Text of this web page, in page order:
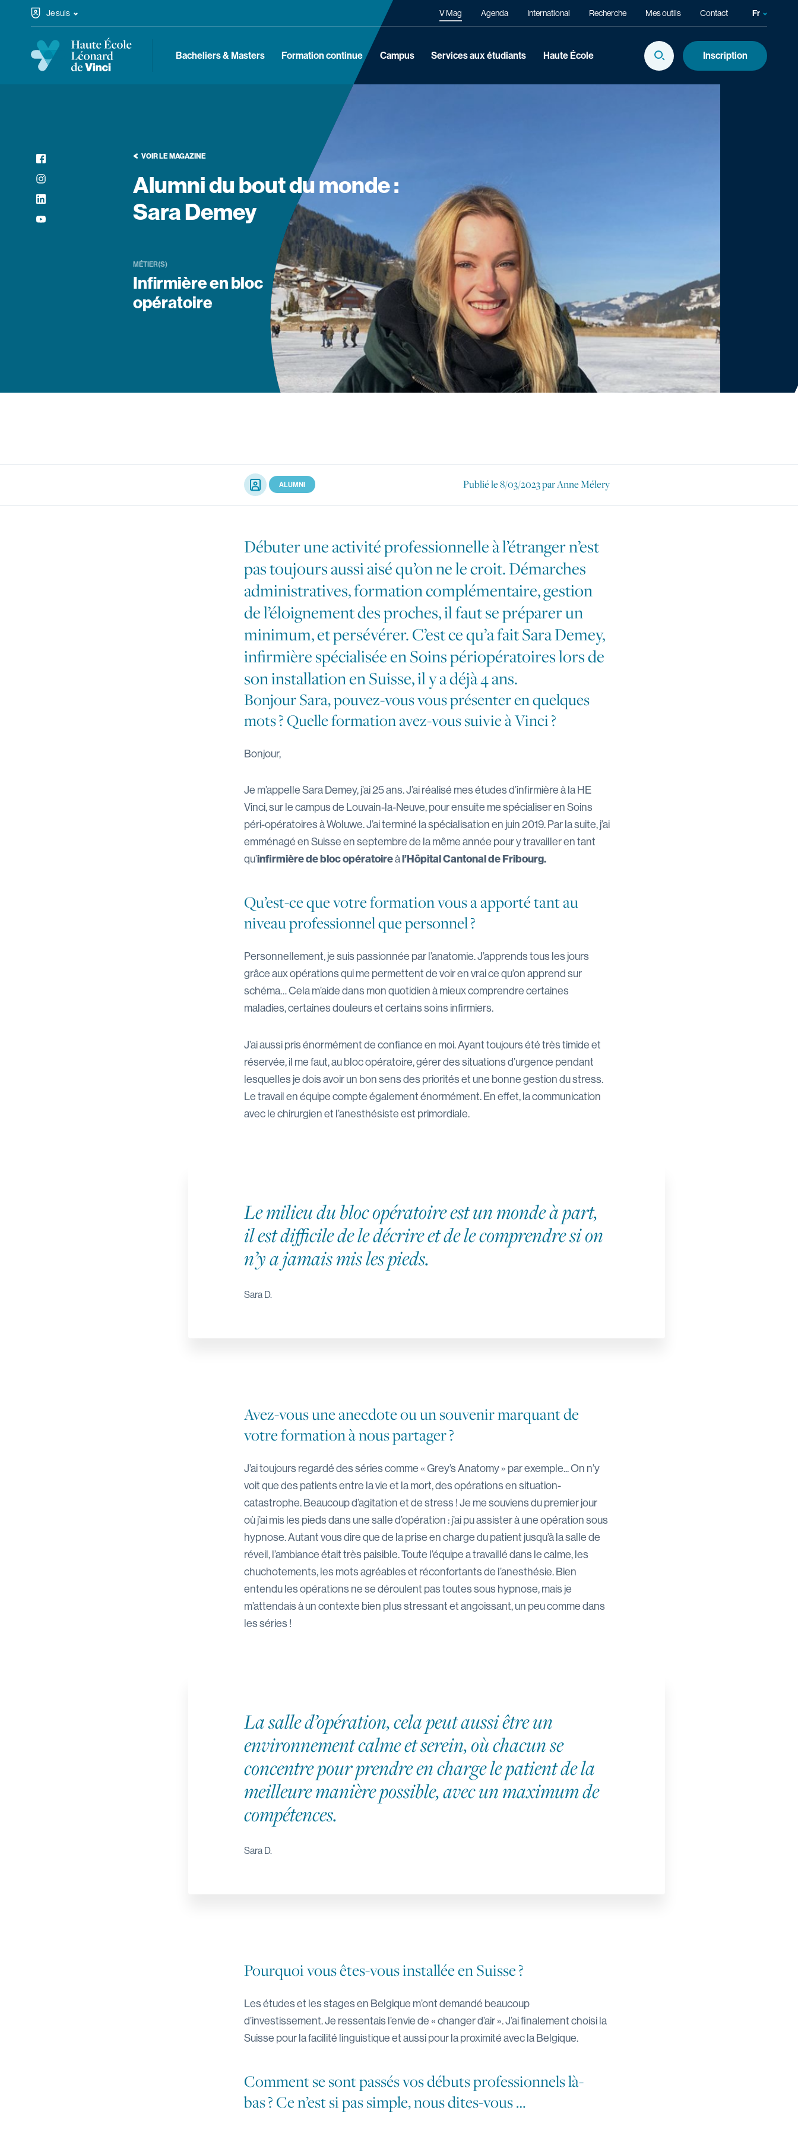
Haute École Léonard de Vinci
Bacheliers & Masters
Formation continue Campus Services aux étudiants Haute École Inscription
Afficher la Recherche
V Mag Agenda International Recherche Mes outils Contact
Réseaux sociaux
Facebook
Instagram
LinkedIn
YouTube
Fr
En
Je suis
VOIR LE MAGAZINE
Alumni du bout du monde :
Sara Demey
MÉTIER(S)
Infirmière en bloc
opératoire
Portrait ALUMNI Publié le8/03/2023par Anne Mélery
Débuter une activité professionnelle à l’étranger n’est
pas toujours aussi aisé qu’on ne le croit. Démarches
administratives, formation complémentaire, gestion
de l’éloignement des proches, il faut se préparer un
minimum, et persévérer. C’est ce qu’a fait Sara Demey,
infirmière spécialisée en Soins périopératoires lors de
son installation en Suisse, il y a déjà 4 ans.
Bonjour Sara, pouvez-vous vous présenter en quelques
mots ? Quelle formation avez-vous suivie à Vinci ?
Bonjour,
Je m’appelle Sara Demey, j’ai 25 ans. J’ai réalisé mes études d’infirmière à la HE
Vinci, sur le campus de Louvain-la-Neuve, pour ensuite me spécialiser en Soins
péri-opératoires à Woluwe. J’ai terminé la spécialisation en juin 2019. Par la suite, j’ai
emménagé en Suisse en septembre de la même année pour y travailler en tant
qu’infirmière de bloc opératoireàl’Hôpital Cantonal de Fribourg.
Qu’est-ce que votre formation vous a apporté tant au
niveau professionnel que personnel ?
Personnellement, je suis passionnée par l’anatomie. J’apprends tous les jours
grâce aux opérations qui me permettent de voir en vrai ce qu’on apprend sur
schéma… Cela m’aide dans mon quotidien à mieux comprendre certaines
maladies, certaines douleurs et certains soins infirmiers.
J’ai aussi pris énormément de confiance en moi. Ayant toujours été très timide et
réservée, il me faut, au bloc opératoire, gérer des situations d’urgence pendant
lesquelles je dois avoir un bon sens des priorités et une bonne gestion du stress.
Le travail en équipe compte également énormément. En effet, la communication
avec le chirurgien et l’anesthésiste est primordiale.
Le milieu du bloc opératoire est un monde à part,
il est difficile de le décrire et de le comprendre si on
n’y a jamais mis les pieds.
Sara D.
Avez-vous une anecdote ou un souvenir marquant de
votre formation à nous partager ?
J’ai toujours regardé des séries comme « Grey’s Anatomy » par exemple... On n’y
voit que des patients entre la vie et la mort, des opérations en situation-
catastrophe. Beaucoup d’agitation et de stress ! Je me souviens du premier jour
où j’ai mis les pieds dans une salle d’opération : j’ai pu assister à une opération sous
hypnose. Autant vous dire que de la prise en charge du patient jusqu’à la salle de
réveil, l’ambiance était très paisible. Toute l’équipe a travaillé dans le calme, les
chuchotements, les mots agréables et réconfortants de l’anesthésie. Bien
entendu les opérations ne se déroulent pas toutes sous hypnose, mais je
m’attendais à un contexte bien plus stressant et angoissant, un peu comme dans
les séries !
La salle d’opération, cela peut aussi être un
environnement calme et serein, où chacun se
concentre pour prendre en charge le patient de la
meilleure manière possible, avec un maximum de
compétences.
Sara D.
Pourquoi vous êtes-vous installée en Suisse ?
Les études et les stages en Belgique m’ont demandé beaucoup
d’investissement. Je ressentais l’envie de « changer d’air ». J’ai finalement choisi la
Suisse pour la facilité linguistique et aussi pour la proximité avec la Belgique.
Comment se sont passés vos débuts professionnels là-
bas ? Ce n’est si pas simple, nous dites-vous …